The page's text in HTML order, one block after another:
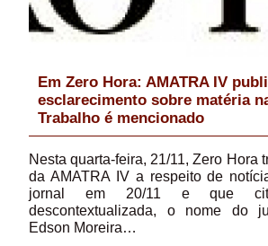
Em Zero Hora: AMATRA IV
esclarecimento sobre matéria
Trabalho é mencionado
Nesta quarta-feira, 21/11, Zero Hora
da AMATRA IV a respeito de
jornal em 20/11 e que
descontextualizada, o nome do
Edson Moreira…